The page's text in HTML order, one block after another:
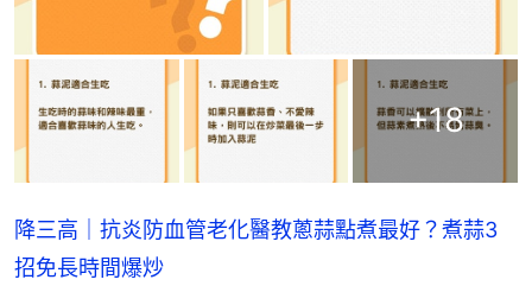
+18
降三高｜抗炎防血管老化醫教蔥蒜點煮最好？煮蒜3
招免長時間爆炒